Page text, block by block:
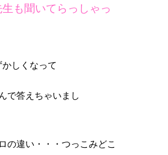
も聞いてらっしゃっ
しくなって
で答えちゃいまし
の違い・・・つっこみどこ